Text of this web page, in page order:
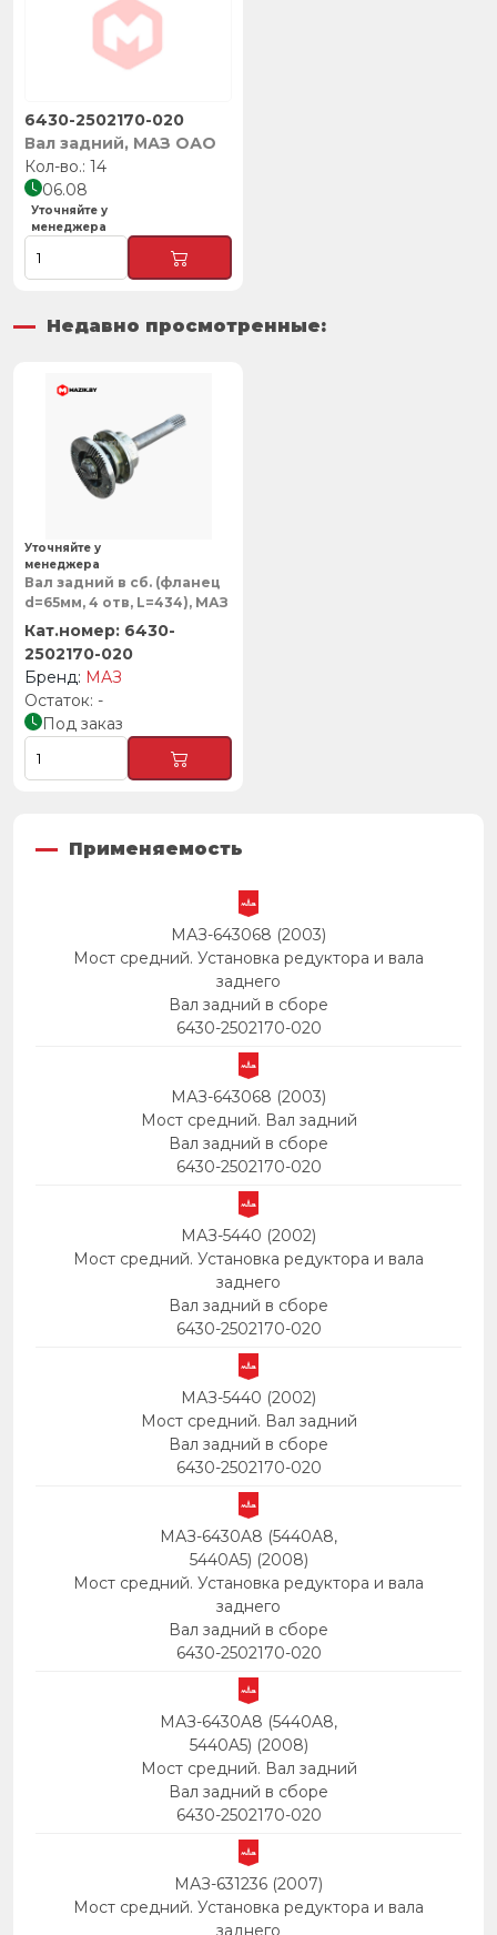
Вал задний, МАЗ ОАО
6430-2502170-020
14
06.08
Уточняйте у
менеджера
Недавно просмотренные:
Вал задний в сб. (фланец
d=65мм, 4 отв, L=434), МАЗ
6430-
2502170-020
МАЗ
-
Под заказ
Уточняйте у
менеджера
Применяемость
МАЗ-643068 (2003)
Мост средний. Установка редуктора и вала
заднего
Вал задний в сборе
6430-2502170-020
МАЗ-643068 (2003)
Мост средний. Вал задний
Вал задний в сборе
6430-2502170-020
МАЗ-5440 (2002)
Мост средний. Установка редуктора и вала
заднего
Вал задний в сборе
6430-2502170-020
МАЗ-5440 (2002)
Мост средний. Вал задний
Вал задний в сборе
6430-2502170-020
МАЗ-6430A8 (5440A8,
5440A5) (2008)
Мост средний. Установка редуктора и вала
заднего
Вал задний в сборе
6430-2502170-020
МАЗ-6430A8 (5440A8,
5440A5) (2008)
Мост средний. Вал задний
Вал задний в сборе
6430-2502170-020
МАЗ-631236 (2007)
Мост средний. Установка редуктора и вала
заднего